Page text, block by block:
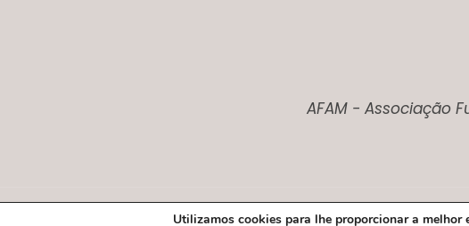
AFAM - Associação
Utilizamos cookies para lhe proporcionar a melhor